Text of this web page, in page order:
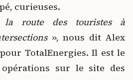
curieuses.
la route des touristes à
», nous dit Alex
TotalEnergies. Il est le
sur le site des